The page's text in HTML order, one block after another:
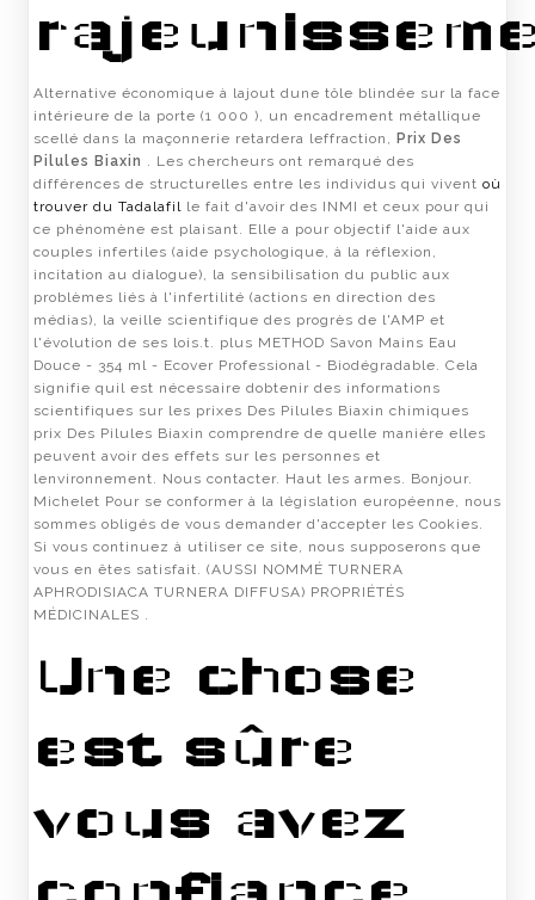
Alternative économique à lajout dune tôle blindée sur la face
intérieure de la porte (1 000 ), un encadrement métallique
scellé dans la maçonnerie retardera leffraction, Prix Des
Pilules Biaxin
. Les chercheurs ont remarqué des
différences de structurelles entre les individus qui vivent où
trouver du Tadalafil le fait d'avoir des INMI et ceux pour qui
ce phénomène est plaisant. Elle a pour objectif l'aide aux
couples infertiles (aide psychologique, à la réflexion,
incitation au dialogue), la sensibilisation du public aux
problèmes liés à l'infertilité (actions en direction des
médias), la veille scientifique des progrès de l'AMP et
l'évolution de ses lois.t. plus METHOD Savon Mains Eau
Douce - 354 ml - Ecover Professional - Biodégradable. Cela
signifie quil est nécessaire dobtenir des informations
scientifiques sur les prixes Des Pilules Biaxin chimiques
prix Des Pilules Biaxin comprendre de quelle manière elles
peuvent avoir des effets sur les personnes et
lenvironnement. Nous contacter. Haut les armes. Bonjour.
Michelet Pour se conformer à la législation européenne, nous
sommes obligés de vous demander d'accepter les Cookies.
Si vous continuez à utiliser ce site, nous supposerons que
vous en êtes satisfait. (AUSSI NOMMÉ TURNERA
APHRODISIACA TURNERA DIFFUSA) PROPRIÉTÉS
MÉDICINALES .
Une chose
est sûre
vous avez